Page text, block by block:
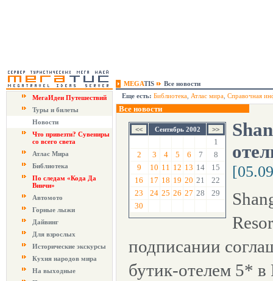
MEGATIS
Все новости
МегаИдеи Путешествий
Туры и билеты
Новости
Что привезти? Сувениры
со всего света
Атлас Мира
Библиотека
По следам «Кода Да
Винчи»
Автомото
Горные лыжи
Дайвинг
Для взрослых
Исторические экскурсы
Кухня народов мира
На выходные
Еще есть: Библиотека Атлас мира Справочная
Все новости
Сентябрь 2002
1
2
3 4 5 6 7
8
9
10 11 12 13 14
15
16
17 18 19 20 21
22
23
24 25 26 27 28
29
30
подписании
бутик-отелем 5* в